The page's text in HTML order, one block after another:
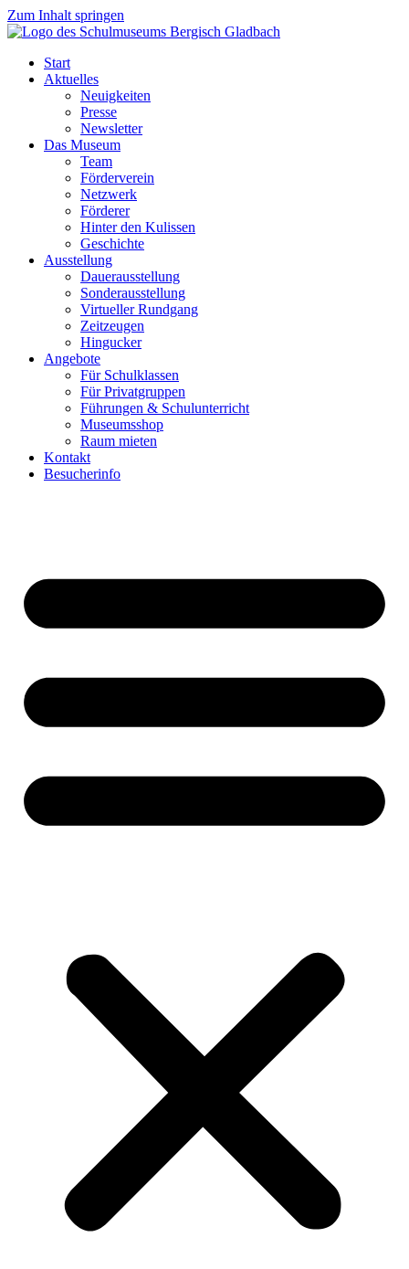
Zum Inhalt springen
Start
Aktuelles
Neuigkeiten
Presse
Newsletter
Das Museum
Team
Förderverein
Netzwerk
Förderer
Hinter den Kulissen
Geschichte
Ausstellung
Dauerausstellung
Sonderausstellung
Virtueller Rundgang
Zeitzeugen
Hingucker
Angebote
Für Schulklassen
Für Privatgruppen
Führungen & Schulunterricht
Museumsshop
Raum mieten
Kontakt
Besucherinfo